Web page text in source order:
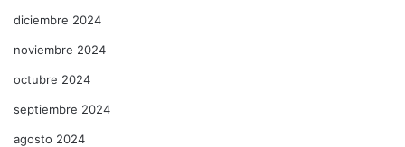
diciembre 2024
noviembre 2024
octubre 2024
septiembre 2024
agosto 2024